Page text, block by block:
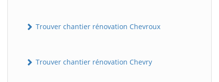
Trouver chantier rénovation Chevroux
Trouver chantier rénovation Chevry